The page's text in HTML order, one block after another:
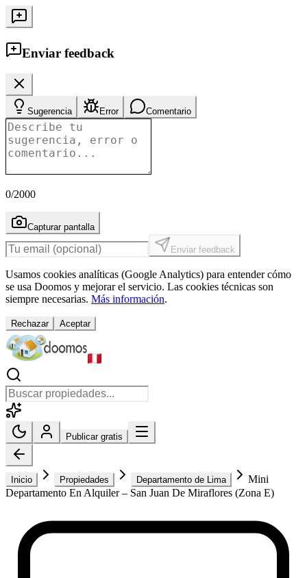
Enviar feedback
Sugerencia Error Comentario
0/2000
Capturar pantalla
Enviar feedback
Usamos cookies analíticas (Google Analytics) para entender cómo
se usa Doomos y mejorar el servicio. Las cookies técnicas son
siempre necesarias. Más información.
Rechazar Aceptar
Publicar gratis
Inicio Propiedades Departamento de Lima
Mini
Departamento En Alquiler – San Juan De Miraflores (Zona E)